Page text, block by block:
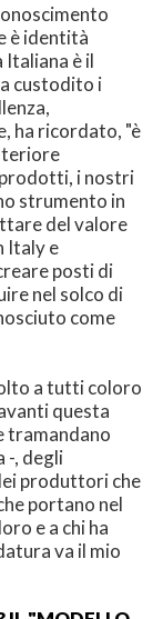
è identità
Italiana è il
custodito i
ha ricordato, "è
i nostri
strumento in
del valore
Italy e
posti di
nel solco di
come
a tutti coloro
questa
tramandano
-, degli
produttori che
portano nel
e a chi ha
va il mio